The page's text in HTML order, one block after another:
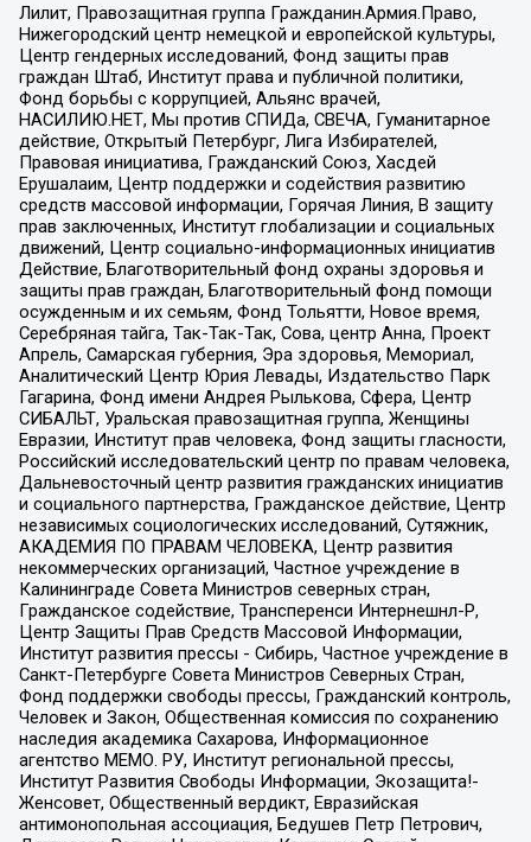
Лилит, Правозащитная группа Гражданин.Армия.Право,
Нижегородский центр немецкой и европейской культуры,
Центр гендерных исследований, Фонд защиты прав
граждан Штаб, Институт права и публичной политики,
Фонд борьбы с коррупцией, Альянс врачей,
НАСИЛИЮ.НЕТ, Мы против СПИДа, СВЕЧА, Гуманитарное
действие, Открытый Петербург, Лига Избирателей,
Правовая инициатива, Гражданский Союз, Хасдей
Ерушалаим, Центр поддержки и содействия развитию
средств массовой информации, Горячая Линия, В защиту
прав заключенных, Институт глобализации и социальных
движений, Центр социально-информационных инициатив
Действие, Благотворительный фонд охраны здоровья и
защиты прав граждан, Благотворительный фонд помощи
осужденным и их семьям, Фонд Тольятти, Новое время,
Серебряная тайга, Так-Так-Так, Сова, центр Анна, Проект
Апрель, Самарская губерния, Эра здоровья, Мемориал,
Аналитический Центр Юрия Левады, Издательство Парк
Гагарина, Фонд имени Андрея Рылькова, Сфера, Центр
СИБАЛЬТ, Уральская правозащитная группа, Женщины
Евразии, Институт прав человека, Фонд защиты гласности,
Российский исследовательский центр по правам человека,
Дальневосточный центр развития гражданских инициатив
и социального партнерства, Гражданское действие, Центр
независимых социологических исследований, Сутяжник,
АКАДЕМИЯ ПО ПРАВАМ ЧЕЛОВЕКА, Центр развития
некоммерческих организаций, Частное учреждение в
Калининграде Совета Министров северных стран,
Гражданское содействие, Трансперенси Интернешнл-Р,
Центр Защиты Прав Средств Массовой Информации,
Институт развития прессы - Сибирь, Частное учреждение в
Санкт-Петербурге Совета Министров Северных Стран,
Фонд поддержки свободы прессы, Гражданский контроль,
Человек и Закон, Общественная комиссия по сохранению
наследия академика Сахарова, Информационное
агентство МЕМО. РУ, Институт региональной прессы,
Институт Развития Свободы Информации, Экозащита!-
Женсовет, Общественный вердикт, Евразийская
антимонопольная ассоциация, Бедушев Петр Петрович,